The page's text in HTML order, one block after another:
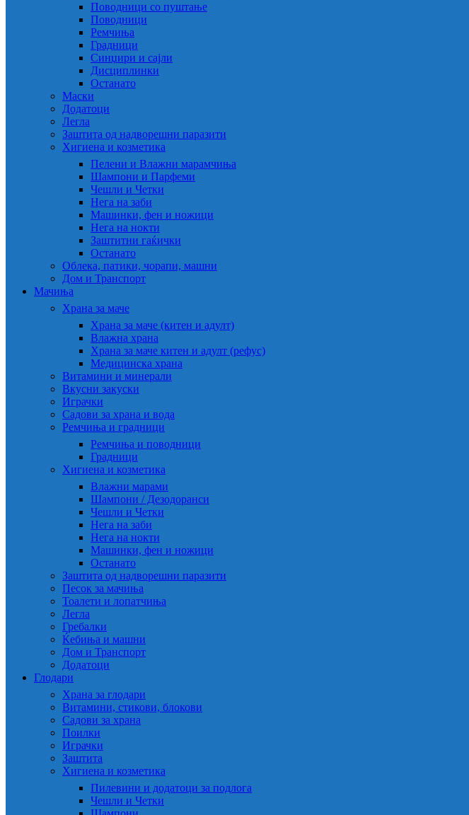
Поводници со пуштање
Поводници
Ремчиња
Градници
Синџири и сајли
Дисциплинки
Останато
Маски
Додатоци
Легла
Заштита од надворешни паразити
Хигиена и козметика
Пелени и Влажни марамчиња
Шампони и Парфеми
Чешли и Четки
Нега на заби
Машинки, фен и ножици
Нега на нокти
Заштитни гаќички
Останато
Облека, патики, чорапи, машни
Дом и Транспорт
Мачиња
Храна за маче
Храна за маче (китен и адулт)
Влажна храна
Храна за маче китен и адулт (рефус)
Медицинска храна
Витамини и минерали
Вкусни закуски
Играчки
Садови за храна и вода
Ремчиња и градници
Ремчиња и поводници
Градници
Хигиена и козметика
Влажни марами
Шампони / Дезодоранси
Чешли и Четки
Нега на заби
Нега на нокти
Машинки, фен и ножици
Останато
Заштита од надворешни паразити
Песок за мачиња
Тоалети и лопатчиња
Легла
Гребалки
Ќебиња и машни
Дом и Транспорт
Додатоци
Глодари
Храна за глодари
Витамини, стикови, блокови
Садови за храна
Поилки
Играчки
Заштита
Хигиена и козметика
Пилевини и додатоци за подлога
Чешли и Четки